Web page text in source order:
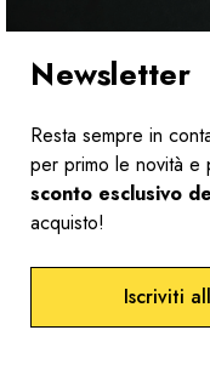
Newsletter
Resta sempre in
per primo le novità e
sconto esclusivo
acquisto!
Iscriviti